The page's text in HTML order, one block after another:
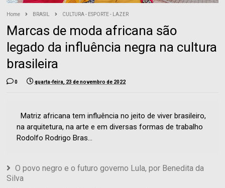
Home BRASIL CULTURA - ESPORTE - LAZER
Marcas de moda africana são
legado da influência negra na cultura
brasileira
0 quarta-feira, 23 de novembro de 2022
Matriz africana tem influência no jeito de viver brasileiro,
na arquitetura, na arte e em diversas formas de trabalho
Rodolfo Rodrigo Bras...
O povo negro e o futuro governo Lula, por Benedita da
Silva